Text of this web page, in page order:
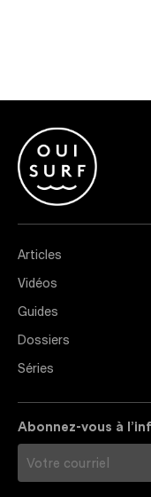
Articles
Vidéos
Guides
Dossiers
Séries
Abonnez-vous à